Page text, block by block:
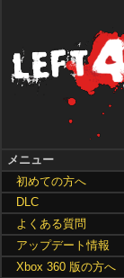
メニュー
初めての方へ
DLC
よくある質問
アップデート情報
Xbox 360 版の方へ